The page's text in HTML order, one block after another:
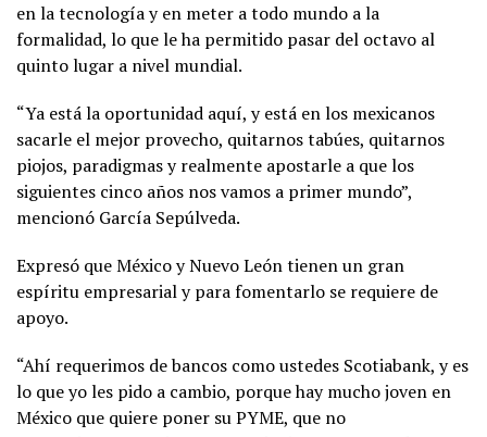
en la tecnología y en meter a todo mundo a la
formalidad, lo que le ha permitido pasar del octavo al
quinto lugar a nivel mundial.
“Ya está la oportunidad aquí, y está en los mexicanos
sacarle el mejor provecho, quitarnos tabúes, quitarnos
piojos, paradigmas y realmente apostarle a que los
siguientes cinco años nos vamos a primer mundo”,
mencionó García Sepúlveda.
Expresó que México y Nuevo León tienen un gran
espíritu empresarial y para fomentarlo se requiere de
apoyo.
“Ahí requerimos de bancos como ustedes Scotiabank, y es
lo que yo les pido a cambio, porque hay mucho joven en
México que quiere poner su PYME, que no